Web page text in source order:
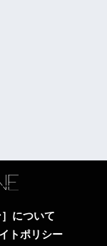
について
トポリシー